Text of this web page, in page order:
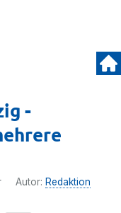
-
Autor: Redaktion